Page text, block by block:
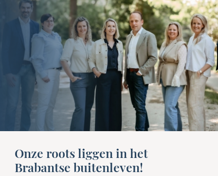
Onze roots liggen in het
Brabantse buitenleven!